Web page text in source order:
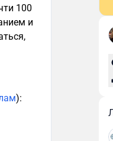
100
и
):